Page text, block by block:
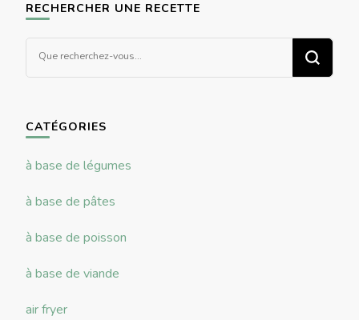
RECHERCHER UNE RECETTE
Vous
CATÉGORIES
à base de légumes
à base de pâtes
à base de poisson
à base de viande
air fryer